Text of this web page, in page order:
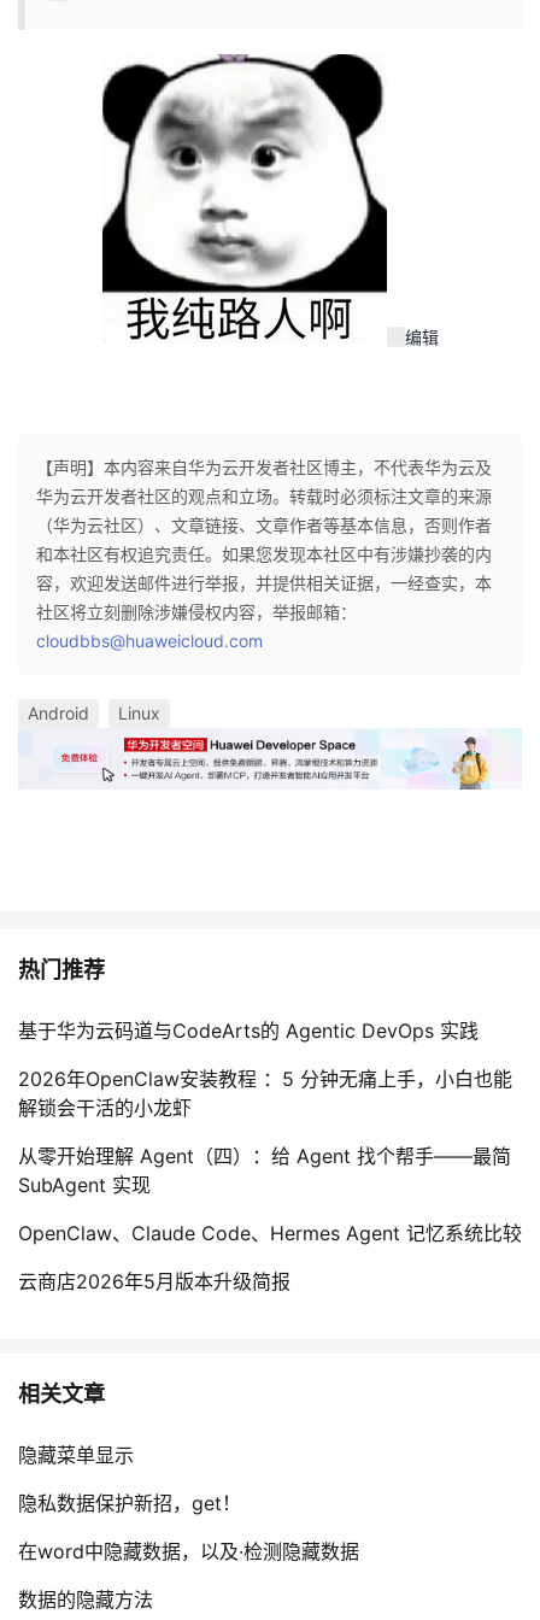
编辑
【声明】本内容来自华为云开发者社区博主，不代表华为云及
华为云开发者社区的观点和立场。转载时必须标注文章的来源
（华为云社区）、文章链接、文章作者等基本信息，否则作者
和本社区有权追究责任。如果您发现本社区中有涉嫌抄袭的内
容，欢迎发送邮件进行举报，并提供相关证据，一经查实，本
社区将立刻删除涉嫌侵权内容，举报邮箱：
cloudbbs@huaweicloud.com
Android Linux
热门推荐
基于华为云码道与CodeArts的 Agentic DevOps 实践
2026年OpenClaw安装教程 ：5 分钟无痛上手，小白也能
解锁会干活的小龙虾
从零开始理解 Agent（四）：给 Agent 找个帮手——最简
SubAgent 实现
OpenClaw、Claude Code、Hermes Agent 记忆系统比较
云商店2026年5月版本升级简报
相关文章
隐藏菜单显示
隐私数据保护新招，get！
在word中隐藏数据，以及·检测隐藏数据
数据的隐藏方法